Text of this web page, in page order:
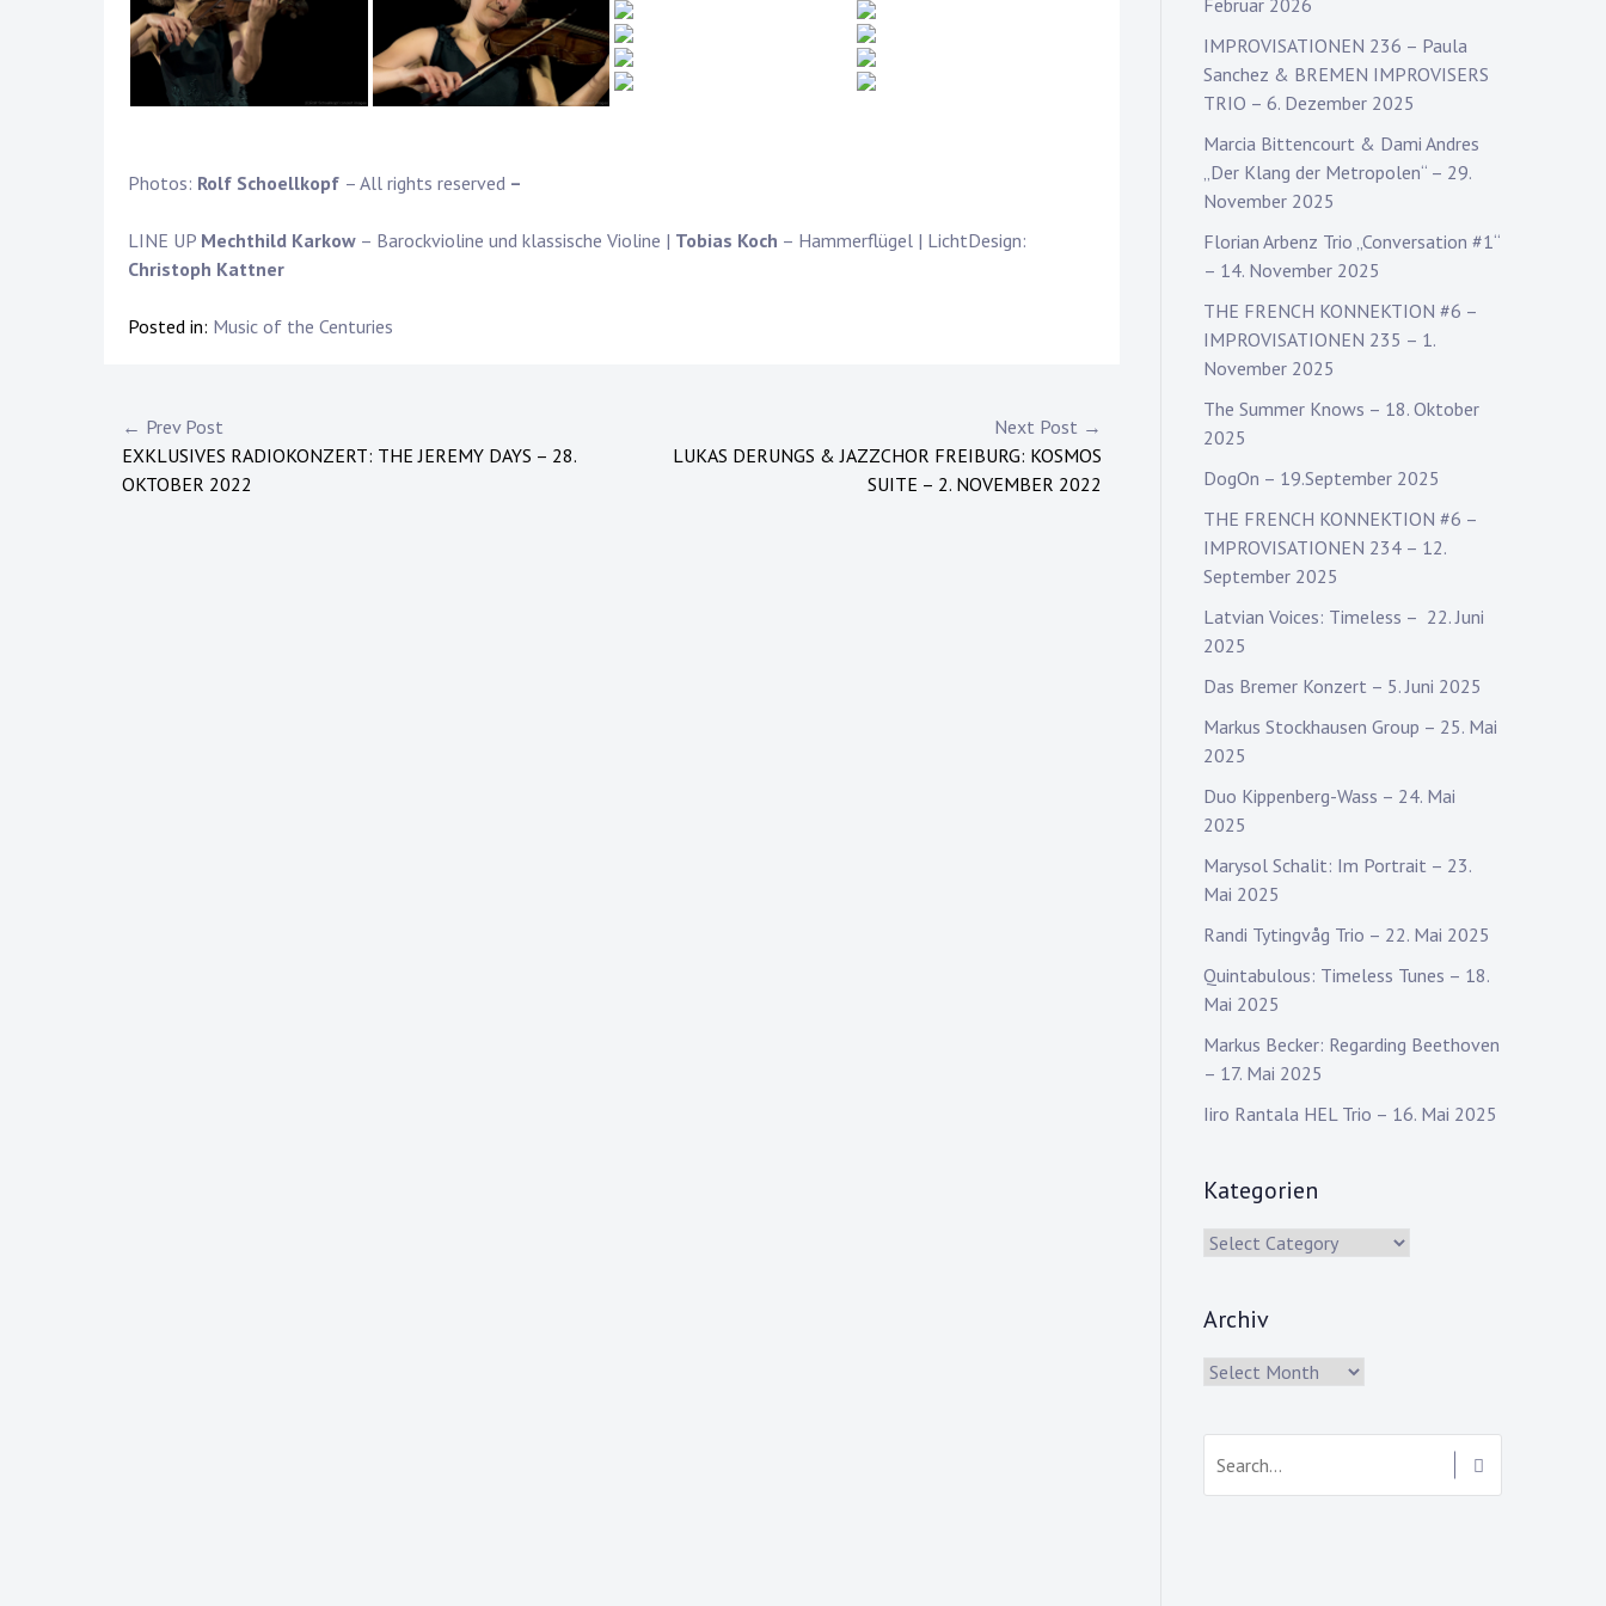
Photos: Rolf Schoellkopf – All rights reserved –
LINE UP Mechthild Karkow – Barockvioline und klassische Violine | Tobias Koch – Hammerflügel | LichtDesign:
Christoph Kattner
Posted in: Music of the Centuries
Post
navigation
← Prev Post
EXKLUSIVES RADIOKONZERT: THE JEREMY DAYS – 28.
OKTOBER 2022
Next Post →
LUKAS DERUNGS & JAZZCHOR FREIBURG: KOSMOS
SUITE – 2. NOVEMBER 2022
Februar 2026
IMPROVISATIONEN 236 – Paula
Sanchez & BREMEN IMPROVISERS
TRIO – 6. Dezember 2025
Marcia Bittencourt & Dami Andres
„Der Klang der Metropolen“ – 29.
November 2025
Florian Arbenz Trio „Conversation #1“
– 14. November 2025
THE FRENCH KONNEKTION #6 –
IMPROVISATIONEN 235 – 1.
November 2025
The Summer Knows – 18. Oktober
2025
DogOn – 19.September 2025
THE FRENCH KONNEKTION #6 –
IMPROVISATIONEN 234 – 12.
September 2025
Latvian Voices: Timeless – 22. Juni
2025
Das Bremer Konzert – 5. Juni 2025
Markus Stockhausen Group – 25. Mai
2025
Duo Kippenberg-Wass – 24. Mai
2025
Marysol Schalit: Im Portrait – 23.
Mai 2025
Randi Tytingvåg Trio – 22. Mai 2025
Quintabulous: Timeless Tunes – 18.
Mai 2025
Markus Becker: Regarding Beethoven
– 17. Mai 2025
Iiro Rantala HEL Trio – 16. Mai 2025
Kategorien
Kategorien
Archiv
Archiv